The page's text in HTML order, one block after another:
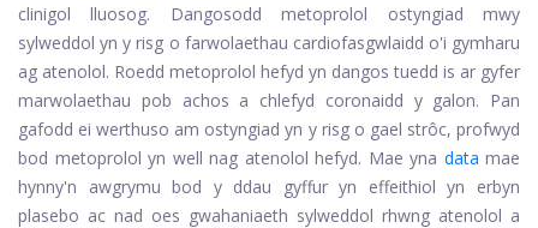
clinigol lluosog. Dangosodd metoprolol ostyngiad mwy
sylweddol yn y risg o farwolaethau cardiofasgwlaidd o'i gymharu
ag atenolol. Roedd metoprolol hefyd yn dangos tuedd is ar gyfer
marwolaethau pob achos a chlefyd coronaidd y galon. Pan
gafodd ei werthuso am ostyngiad yn y risg o gael strôc, profwyd
bod metoprolol yn well nag atenolol hefyd. Mae yna data mae
hynny'n awgrymu bod y ddau gyffur yn effeithiol yn erbyn
plasebo ac nad oes gwahaniaeth sylweddol rhwng atenolol a